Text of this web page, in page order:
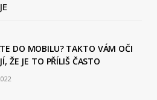
DO MOBILU? TAKTO VÁM OČI
ŽE JE TO PŘÍLIŠ ČASTO